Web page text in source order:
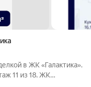
в ЖК «Галактика».